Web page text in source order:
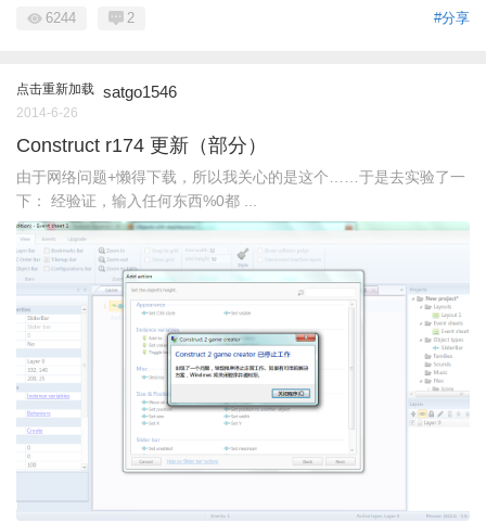
#分享
6244 2
点击重新加载 satgo1546
2014-6-26
Construct r174 更新（部分）
由于网络问题+懒得下载，所以我关心的是这个……于是去实验了一
下： 经验证，输入任何东西%0都 ...